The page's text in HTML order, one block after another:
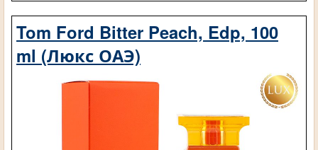
Tom Ford Bitter Peach, Edp, 100
ml (Люкс ОАЭ)